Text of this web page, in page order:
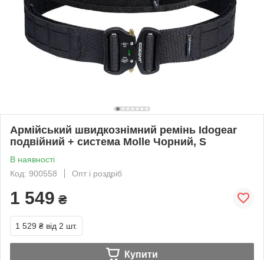
Армійський швидкознімний ремінь Idogear
подвійний + система Molle Чорний, S
В наявності
Код: 900558
Опт і роздріб
1 549 ₴
1 529 ₴ від 2 шт.
Купити